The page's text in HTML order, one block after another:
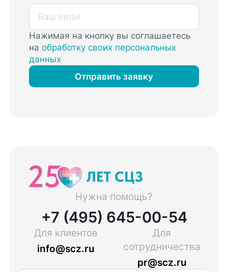
Нажимая на кнопку вы соглашаетесь
наобработку своих персональных
данных
Отправить заявку
Нужна помощь?
+7 (495) 645-00-54
Для клиентов
info@scz.ru
Для
сотрудничества
pr@scz.ru